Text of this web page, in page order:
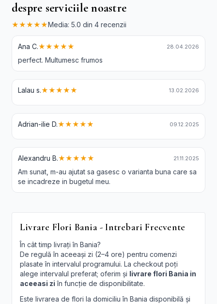
despre serviciile noastre
★★★★★Media: 5.0 din 4 recenzii
Ana C.★★★★★ 28.04.2026
perfect. Multumesc frumos
Lalau s.★★★★★ 13.02.2026
Adrian-ilie D.★★★★★ 09.12.2025
Alexandru B.★★★★★ 21.11.2025
Am sunat, m-au ajutat sa gasesc o varianta buna care sa
se incadreze in bugetul meu.
Livrare Flori Bania - Intrebari Frecvente
În cât timp livrați în Bania?
De regulă în aceeași zi (2–4 ore) pentru comenzi
plasate în intervalul programului. La checkout poți
alege intervalul preferat; oferim și livrare flori Bania in
aceeasi zi în funcție de disponibilitate.
Este livrarea de flori la domiciliu în Bania disponibilă și